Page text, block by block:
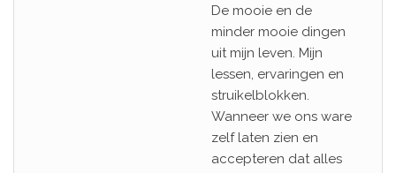
De mooie en de
minder mooie dingen
uit mijn leven. Mijn
lessen, ervaringen en
struikelblokken.
Wanneer we ons ware
zelf laten zien en
accepteren dat alles